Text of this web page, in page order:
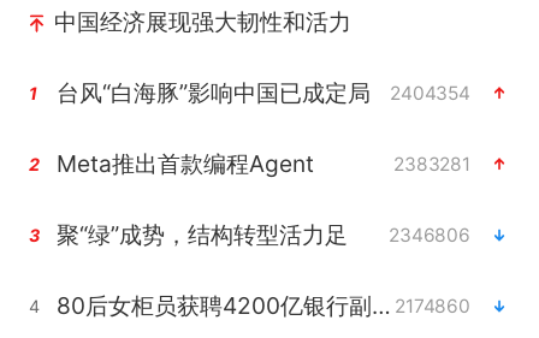
中国经济展现强大韧性和活力
1 台风“白海豚”影响中国已成定局 2404354
2 Meta推出首款编程Agent 2383281
3 聚“绿”成势，结构转型活力足 2346806
4 80后女柜员获聘4200亿银行副行长 2174860